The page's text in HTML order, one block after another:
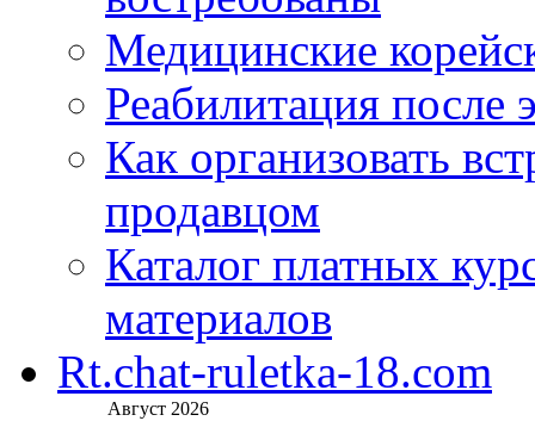
Медицинские
Реабилитация после
Как организовать
продавцом
Каталог платных
материалов
Rt.chat-ruletka-18.com
Август 2026